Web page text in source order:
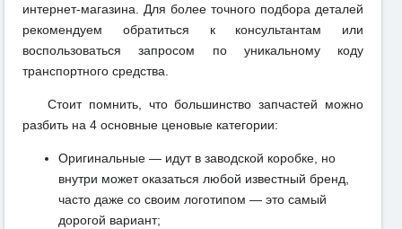
интернет-магазина. Для более точного подбора деталей
рекомендуем обратиться к консультантам или
воспользоваться запросом по уникальному коду
транспортного средства.
Стоит помнить, что большинство запчастей можно
разбить на 4 основные ценовые категории:
Оригинальные — идут в заводской коробке, но
внутри может оказаться любой известный бренд,
часто даже со своим логотипом — это самый
дорогой вариант;